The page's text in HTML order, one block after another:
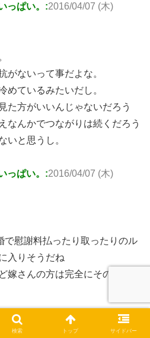
っぱい。:2016/04/07 (木)
がないって事だよな。
めているみたいだし。
た方がいいんじゃないだろう
なんかでつながりは続くだろう
いと思うし。
っぱい。:2016/04/07 (木)
で慰謝料払ったり取ったりのル
入りそうだね
嫁さんの方は完全にそのループ
返すだろうから離婚推奨
検索 トップ サイドバー